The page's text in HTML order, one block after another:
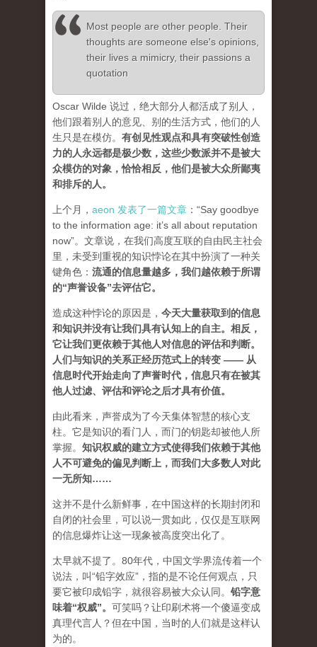
Most people are other people. Their
thoughts are someone else's opinions,
their lives a mimicry, their passions a
quotation
Oscar Wilde 说过，绝大部分人都活成了别人，
他们跟着别人的意见、别的生活方式，他们的人
生只是在模仿。 有创见性观点和具有突破性创造
力的人永远都是极少数，这些少数派并不是被大
众模仿的对象，恰恰相反，他们是被大众所鄙夷
和排斥的人。
上个月， aeon 发表了一篇文章 ：“Say goodbye
to the information age: it’s all about reputation
now”。文章说，在我们高度互联的自由民主社会
里，未受到重视的知识悖论在其中扮演了一种关
键角色： 流通的信息量越多，我们越依赖于所谓
的“声誉设备”去评估它。
造成这种悖论的原因是， 今天大量获取到的信息
和知识并没有让我们具有认知上的自主。相反，
它让我们更依赖于其他人对信息的评估和判断。
人们与知识的关系正经历范式上的转变 —— 从
信息时代开始走向了声誉时代，信息只有在被其
他人过滤、评估和评论之后才具有价值。
由此看来，声誉成为了今天集体智慧的核心支
柱。它是知识的看门人，而门的钥匙却被他人所
掌握。 知识权威的建立方式使得我们依赖于其他
人不可避免的偏见判断上，而我们大多数人对此
一无所知……
这并不是什么新鲜事，在中国这样的长期封闭和
自闭的社会里，可以说一贯如此，仅仅是互联网
的信息爆炸让这一现象被高度突出化了。
太早就不提了。80年代，中国文学界流传着一个
说法，叫“铅字效应”，指的是不论任何观点，只
要它被印成铅字，就很容易被大众认同。 铅字意
味着“权威”。 可笑吗？让印刷术将一个傻逼变成
真理代言人？但在中国，当时的人们就是这样认
为的。